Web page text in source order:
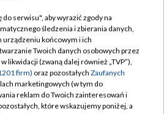
TVP
TVP
prywatności
Moje zgody
serwisu", aby wyrazić zgody na
śledzenia i zbierania danych,
urządzeniu końcowym i ich
Twoich danych osobowych przez
likwidacji (zwaną dalej również „TVP”),
firm) oraz pozostałych Zaufanych
marketingowych (w tym do
reklam do Twoich zainteresowań i
które wskazujemy poniżej, a